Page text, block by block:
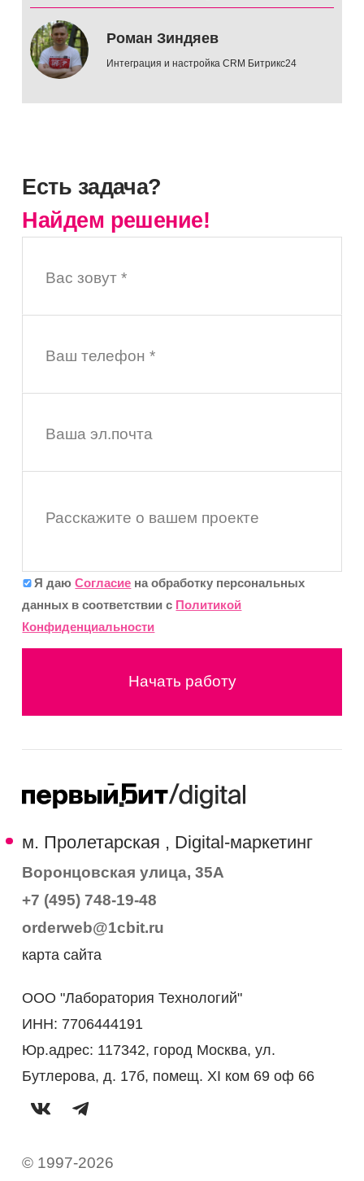
Роман Зиндяев
Интеграция и настройка CRM Битрикс24
Есть задача?
Найдем решение!
Вас зовут *
Ваш телефон *
Ваша эл.почта
Расскажите о вашем проекте
Я даюСогласие на обработку персональных
данных в соответствии с Политикой
Конфиденциальности
Начать работу
м. Пролетарская , Digital-маркетинг
Воронцовская улица, 35А
+7 (495) 748-19-48
orderweb@1cbit.ru
карта сайта
ООО "Лаборатория Технологий"
ИНН: 7706444191
Юр.адрес: 117342, город Москва, ул.
Бутлерова, д. 17б, помещ. XI ком 69 оф 66
© 1997-2026